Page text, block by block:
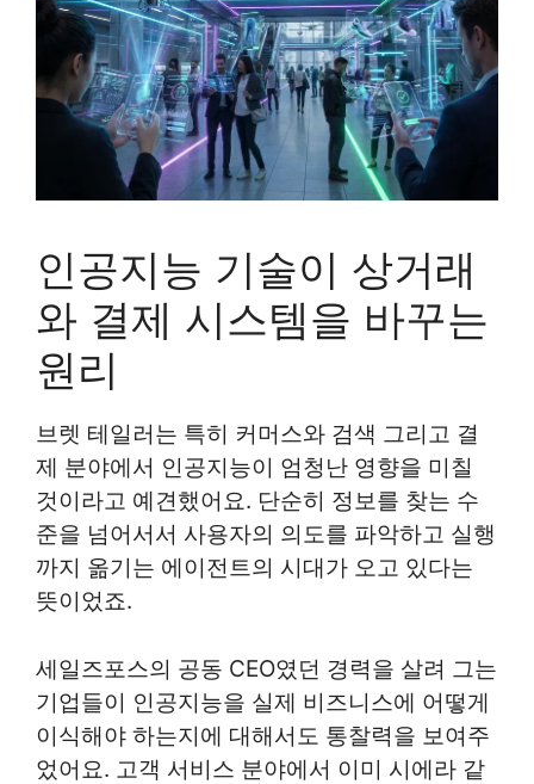
인공지능 기술이 상거래
와 결제 시스템을 바꾸는
원리
브렛 테일러는 특히 커머스와 검색 그리고 결
제 분야에서 인공지능이 엄청난 영향을 미칠
것이라고 예견했어요. 단순히 정보를 찾는 수
준을 넘어서서 사용자의 의도를 파악하고 실행
까지 옮기는 에이전트의 시대가 오고 있다는
뜻이었죠.
세일즈포스의 공동 CEO였던 경력을 살려 그는
기업들이 인공지능을 실제 비즈니스에 어떻게
이식해야 하는지에 대해서도 통찰력을 보여주
었어요. 고객 서비스 분야에서 이미 시에라 같